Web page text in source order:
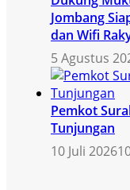
Jombang
dan Wifi
5 Agustus
Pemkot
Tunjungan
10 Juli 2026